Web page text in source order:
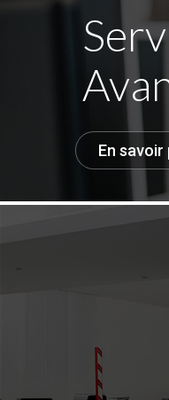
En savoir